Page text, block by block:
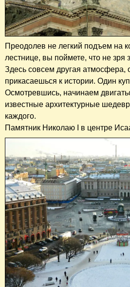
Преодолев не легкий подъем на
лестнице, вы поймете, что не зря
Здесь совсем другая атмосфера,
прикасаешься к истории. Один
Осмотревшись, начинаем
известные архитектурные
каждого.
Памятник Николаю I в центре